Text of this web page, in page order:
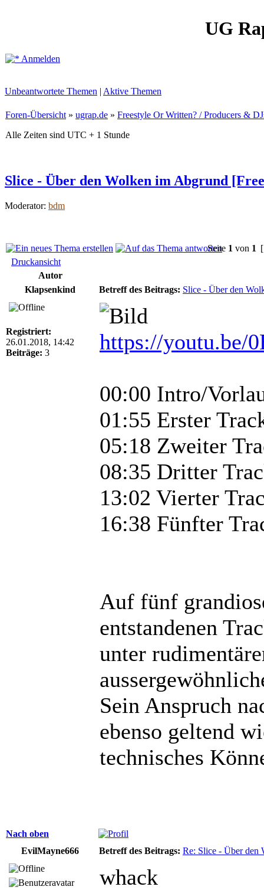
UG
Anmelden
Unbeantwortete Themen | Aktive Themen
Foren-Übersicht » ugrap.de » Freestyle Or Written? / Producers &
Alle Zeiten sind UTC + 1 Stunde
Slice - Über den Wolken im Abgrund
Moderator: bdm
Seite 1 von 1
Druckansicht
Autor
Klapsenkind
Betreff des Beitrags: Slice - Über den
Registriert:
26.01.2018, 14:42
Beiträge: 3 https://youtu.be/
00:00 Intro/
01:55 Erster
05:18 Zweiter
08:35 Dritter
13:02 Vierter
16:38 Fünfter
Auf fünf
entstandenen
unter
Sein Anspruch
ebenso geltend
technisches
Nach oben
EvilMayne666
Betreff des Beitrags: Re: Slice - Über den
whack